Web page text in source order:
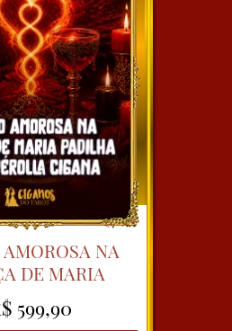
NA
DE MARIA
COM PÉROLLA
599,90